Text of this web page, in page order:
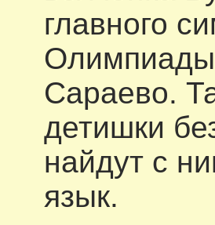
главного
Олимпиады
Сараево.
детишки
найдут с
язык.